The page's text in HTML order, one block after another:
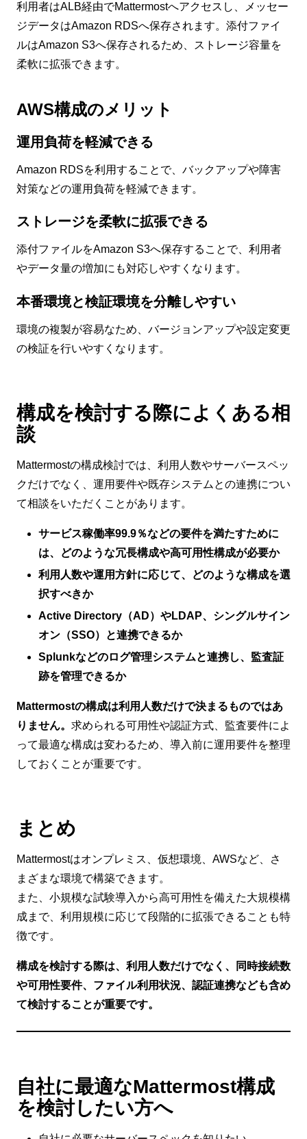
利用者はALB経由でMattermostへアクセスし、メッセー
ジデータはAmazon RDSへ保存されます。添付ファイ
ルはAmazon S3へ保存されるため、ストレージ容量を
柔軟に拡張できます。
AWS構成のメリット
運用負荷を軽減できる
Amazon RDSを利用することで、バックアップや障害
対策などの運用負荷を軽減できます。
ストレージを柔軟に拡張できる
添付ファイルをAmazon S3へ保存することで、利用者
やデータ量の増加にも対応しやすくなります。
本番環境と検証環境を分離しやすい
環境の複製が容易なため、バージョンアップや設定変更
の検証を行いやすくなります。
構成を検討する際によくある相
談
Mattermostの構成検討では、利用人数やサーバースペッ
クだけでなく、運用要件や既存システムとの連携につい
て相談をいただくことがあります。
サービス稼働率99.9％などの要件を満たすために
は、どのような冗長構成や高可用性構成が必要か
利用人数や運用方針に応じて、どのような構成を選
択すべきか
Active Directory（AD）やLDAP、シングルサイン
オン（SSO）と連携できるか
Splunkなどのログ管理システムと連携し、監査証
跡を管理できるか
Mattermostの構成は利用人数だけで決まるものではあ
りません。 求められる可用性や認証方式、監査要件によ
って最適な構成は変わるため、導入前に運用要件を整理
しておくことが重要です。
まとめ
Mattermostはオンプレミス、仮想環境、AWSなど、さ
まざまな環境で構築できます。
また、小規模な試験導入から高可用性を備えた大規模構
成まで、利用規模に応じて段階的に拡張できることも特
徴です。
構成を検討する際は、利用人数だけでなく、同時接続数
や可用性要件、ファイル利用状況、認証連携なども含め
て検討することが重要です。
自社に最適なMattermost構成
を検討したい方へ